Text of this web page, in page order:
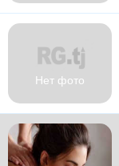
Нет фото